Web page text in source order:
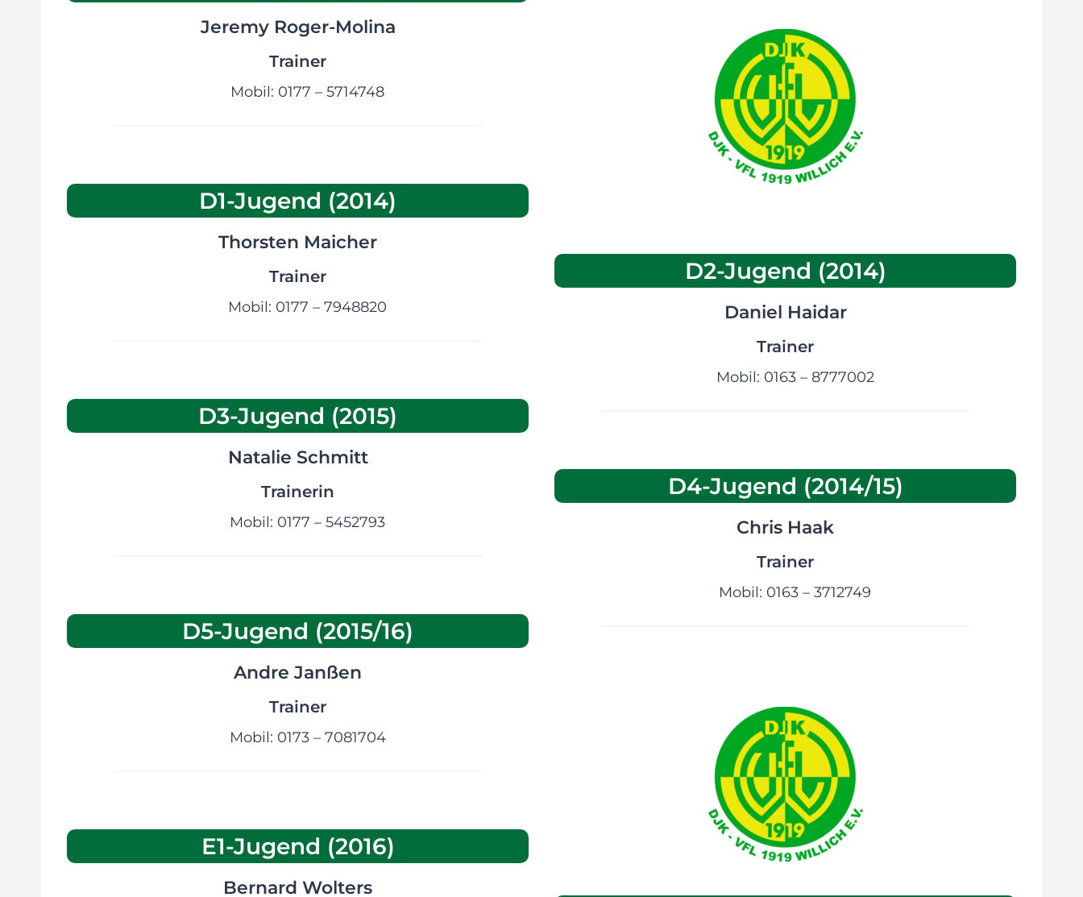
Jeremy Roger-Molina
Trainer
Mobil: 0177 – 5714748
D1-Jugend (2014)
Thorsten Maicher
Trainer
Mobil: 0177 – 7948820
D3-Jugend (2015)
Natalie Schmitt
Trainerin
Mobil: 0177 – 5452793
D5-Jugend (2015/16)
Andre Janßen
Trainer
Mobil: 0173 – 7081704
E1-Jugend (2016)
Bernard Wolters
D2-Jugend (2014)
Daniel Haidar
Trainer
Mobil: 0163 – 8777002
D4-Jugend (2014/15)
Chris Haak
Trainer
Mobil: 0163 – 3712749